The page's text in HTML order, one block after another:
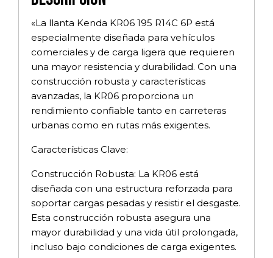
«La llanta Kenda KR06 195 R14C 6P está
especialmente diseñada para vehículos
comerciales y de carga ligera que requieren
una mayor resistencia y durabilidad. Con una
construcción robusta y características
avanzadas, la KR06 proporciona un
rendimiento confiable tanto en carreteras
urbanas como en rutas más exigentes.
Características Clave:
Construcción Robusta: La KR06 está
diseñada con una estructura reforzada para
soportar cargas pesadas y resistir el desgaste.
Esta construcción robusta asegura una
mayor durabilidad y una vida útil prolongada,
incluso bajo condiciones de carga exigentes.